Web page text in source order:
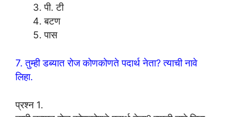
पी. टी
बटण
पास
7. तुम्ही डब्यात रोज कोणकोणते पदार्थ नेता? त्याची नावे
लिहा.
प्रश्न 1.